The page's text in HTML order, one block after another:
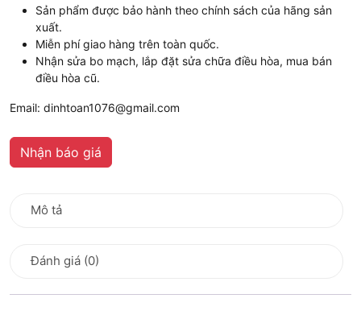
Sản phẩm được bảo hành theo chính sách của hãng sản
xuất.
Miễn phí giao hàng trên toàn quốc.
Nhận sửa bo mạch, lắp đặt sửa chữa điều hòa, mua bán
điều hòa cũ.
Email: dinhtoan1076@gmail.com
Nhận báo giá
Mô tả
Đánh giá (0)